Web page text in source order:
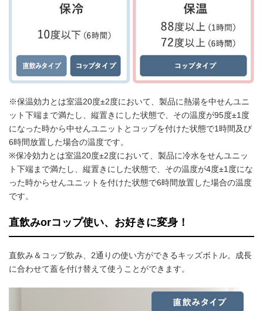
※保温効力とは室温20度±2度において、製品に熱湯を中せんユニ
ット下端まで満たし、縦置きにした状態で、その温度が95度±1度
になった時から中せんユニットとコップを付けた状態で1時間及び
6時間放置した場合の温度です。
※保冷効力とは室温20度±2度において、製品に冷水をせんユニッ
ト下端まで満たし、縦置きにした状態で、その温度が4度±1度にな
った時からせんユニットを付けた状態で6時間放置した場合の温度
です。
直飲みorコップ使い、お好きに変身！
直飲み＆コップ飲み、2通りの使い方ができるキッズボトル。成長
に合わせて蓋を付け替えて使うことができます。